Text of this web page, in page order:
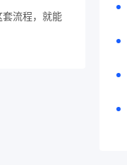
套流程，就能